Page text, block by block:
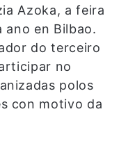
Azoka, a feira
ano en Bilbao.
do terceiro
no
polos
con motivo da